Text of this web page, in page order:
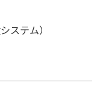
ステム）